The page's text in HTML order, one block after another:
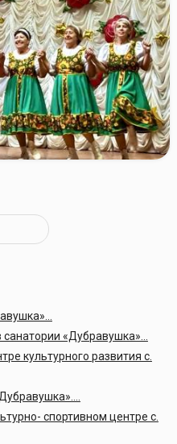
«Дубравушка»…
культурного развития с.
спортивном центре с.